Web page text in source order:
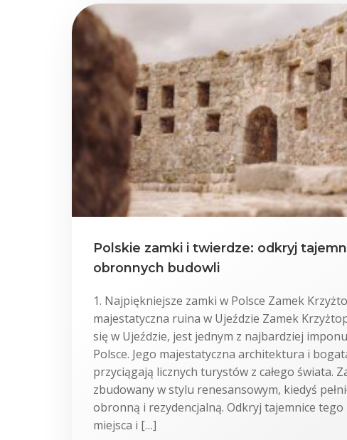
Polskie zamki i twierdze: odkryj
obronnych budowli
1. Najpiękniejsze zamki w Polsce Zamek
majestatyczna ruina w Ujeździe Zamek
się w Ujeździe, jest jednym z najbardziej
Polsce. Jego majestatyczna architektura i
przyciągają licznych turystów z całego świata.
zbudowany w stylu renesansowym, kiedyś
obronną i rezydencjalną. Odkryj tajemnice tego
miejsca i […]